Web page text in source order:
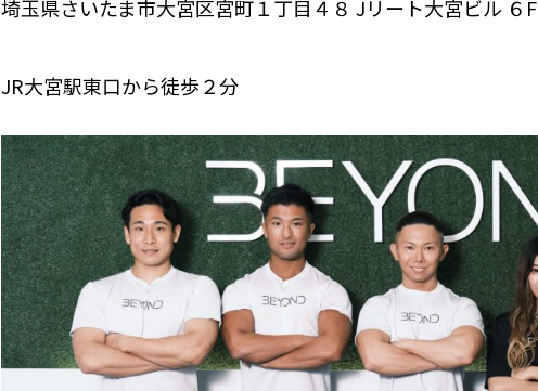
埼玉県さいたま市大宮区宮町１丁目４８ Jリート大宮ビル ６F
JR大宮駅東口から徒歩２分